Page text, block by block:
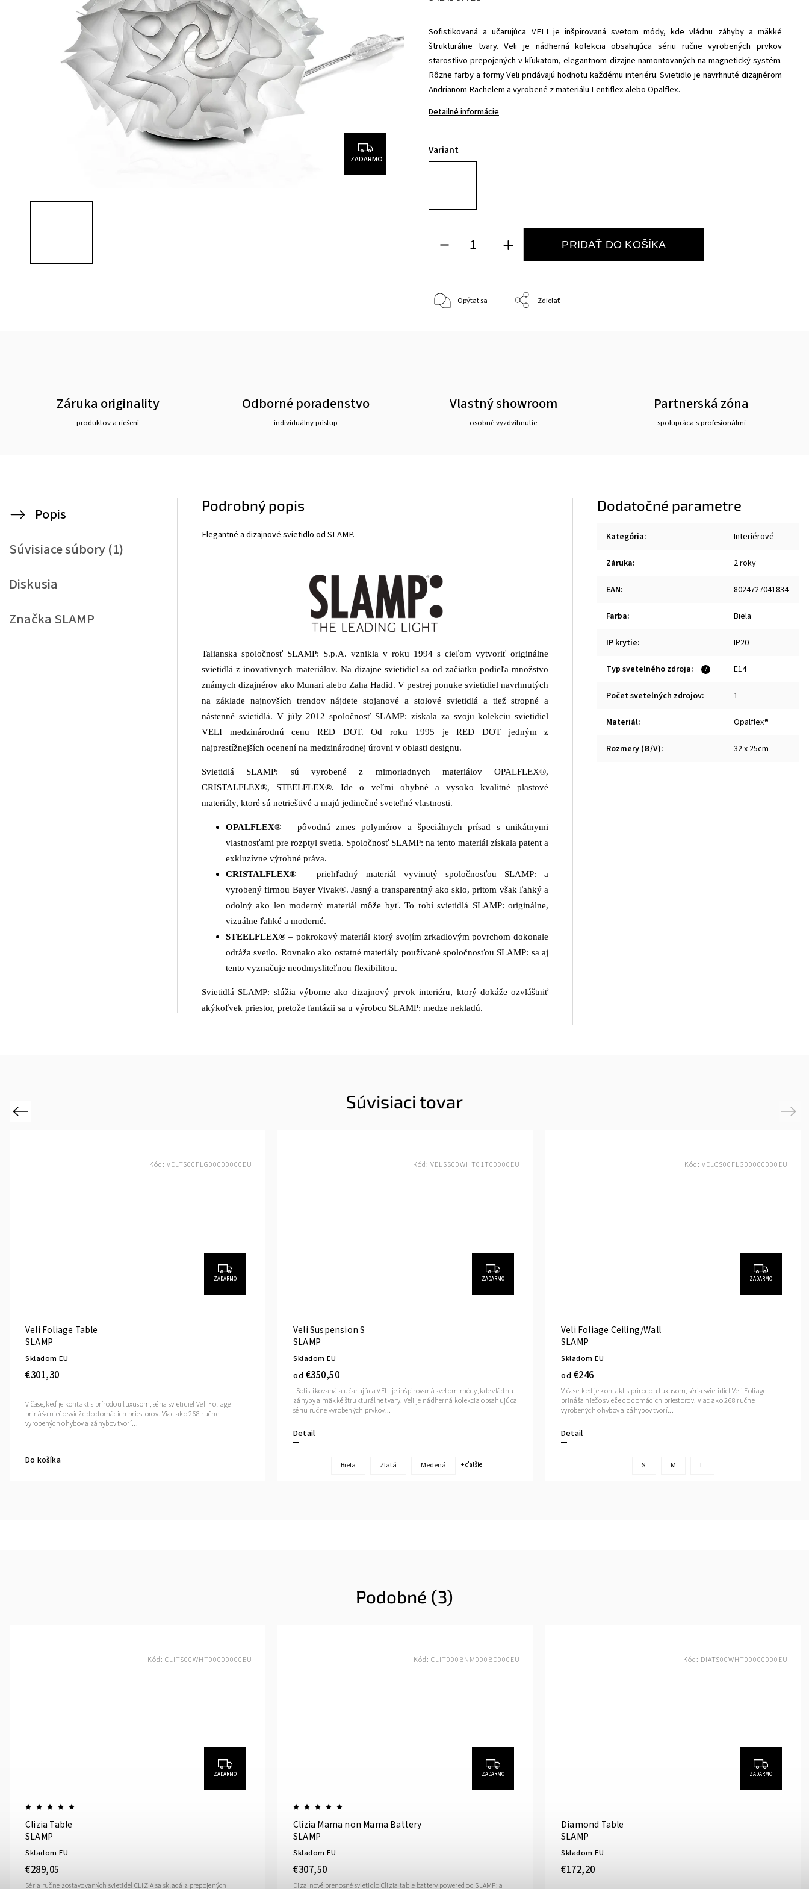
ZADARMO
Sofistikovaná a učarujúca VELI je inšpirovaná svetom módy, kde vládnu záhyby a mäkké
štrukturálne tvary. Veli je nádherná kolekcia obsahujúca sériu ručne vyrobených prvkov
starostlivo prepojených v kľukatom, elegantnom dizajne namontovaných na magnetický systém.
Rôzne farby a formy Veli pridávajú hodnotu každému interiéru. Svietidlo je navrhnuté dizajnérom
Andrianom Rachelem a vyrobené z materiálu Lentiflex alebo Opalflex.
Detailné informácie
Variant
PRIDAŤ DO KOŠÍKA
Opýtať sa Zdieľať
Záruka originality
produktov a riešení
Odborné poradenstvo
individuálny prístup
Vlastný showroom
osobné vyzdvihnutie
Partnerská zóna
spolupráca s profesionálmi
Popis
Súvisiace súbory (1)
Diskusia
Značka SLAMP
Podrobný popis
Elegantné a dizajnové svietidlo od SLAMP.
Talianska spoločnosť SLAMP: S.p.A. vznikla v roku 1994 s cieľom vytvoriť originálne
svietidlá z inovatívnych materiálov. Na dizajne svietidiel sa od začiatku podieľa množstvo
známych dizajnérov ako Munari alebo Zaha Hadid. V pestrej ponuke svietidiel navrhnutých
na základe najnovších trendov nájdete stojanové a stolové svietidlá a tiež stropné a
nástenné svietidlá. V júly 2012 spoločnosť SLAMP: získala za svoju kolekciu svietidiel
VELI medzinárodnú cenu RED DOT. Od roku 1995 je RED DOT jedným z
najprestížnejších ocenení na medzinárodnej úrovni v oblasti designu.
Svietidlá SLAMP: sú vyrobené z mimoriadnych materiálov OPALFLEX®,
CRISTALFLEX®, STEELFLEX®. Ide o veľmi ohybné a vysoko kvalitné plastové
materiály, ktoré sú netrieštivé a majú jedinečné sveteľné vlastnosti.
OPALFLEX® – pôvodná zmes polymérov a špeciálnych prísad s unikátnymi
vlastnosťami pre rozptyl svetla. Spoločnosť SLAMP: na tento materiál získala patent a
exkluzívne výrobné práva.
CRISTALFLEX® – priehľadný materiál vyvinutý spoločnosťou SLAMP: a
vyrobený firmou Bayer Vivak®. Jasný a transparentný ako sklo, pritom však ľahký a
odolný ako len moderný materiál môže byť. To robí svietidlá SLAMP: originálne,
vizuálne ľahké a moderné.
STEELFLEX® – pokrokový materiál ktorý svojím zrkadlovým povrchom dokonale
odráža svetlo. Rovnako ako ostatné materiály používané spoločnosťou SLAMP: sa aj
tento vyznačuje neodmysliteľnou flexibilitou.
Svietidlá SLAMP: slúžia výborne ako dizajnový prvok interiéru, ktorý dokáže ozvláštniť
akýkoľvek priestor, pretože fantázii sa u výrobcu SLAMP: medze nekladú.
Dodatočné parametre
Kategória: Interiérové
Záruka: 2 roky
EAN: 8024727041834
Farba: Biela
IP krytie: IP20
?
Typ svetelného zdroja: E14
Počet svetelných zdrojov: 1
Materiál: Opalflex®
Rozmery (Ø/V): 32 x 25cm
Súvisiaci tovar
Previous
ZADARMO
Veli Foliage Table
SLAMP
Skladom EU
€301,30
Do košíka
V čase, keď je kontakt s prírodou luxusom, séria svietidiel Veli Foliage
prináša niečo svieže do domácich priestorov. Viac ako 268 ručne
vyrobených ohybov a záhybov tvorí...
Kód: VELTS00FLG00000000EU
ZADARMO
Veli Suspension S
SLAMP
Skladom EU
od €350,50
Detail
Sofistikovaná a učarujúca VELI je inšpirovaná svetom módy, kde vládnu
záhyby a mäkké štrukturálne tvary. Veli je nádherná kolekcia obsahujúca
sériu ručne vyrobených prvkov...
Biela Zlatá Medená + ďalšie
Kód: VELSS00WHT01T00000EU
ZADARMO
Veli Foliage Ceiling/Wall
SLAMP
Skladom EU
od €246
Detail
V čase, keď je kontakt s prírodou luxusom, séria svietidiel Veli Foliage
prináša niečo svieže do domácich priestorov. Viac ako 268 ručne
vyrobených ohybov a záhybov tvorí...
S M L
Kód: VELCS00FLG00000000EU
Next
Podobné (3)
ZADARMO
Clizia Table
SLAMP
Skladom EU
€289,05
Séria ručne zostavovaných svietidel CLIZIA sa skladá z prepojených
Kód: CLITS00WHT00000000EU
ZADARMO
Clizia Mama non Mama Battery
SLAMP
Skladom EU
€307,50
Dizajnové prenosné svietidlo Clizia table battery powered od SLAMP: a
Kód: CLIT000BNM000BD000EU
ZADARMO
Diamond Table
SLAMP
Skladom EU
€172,20
Kód: DIATS00WHT00000000EU